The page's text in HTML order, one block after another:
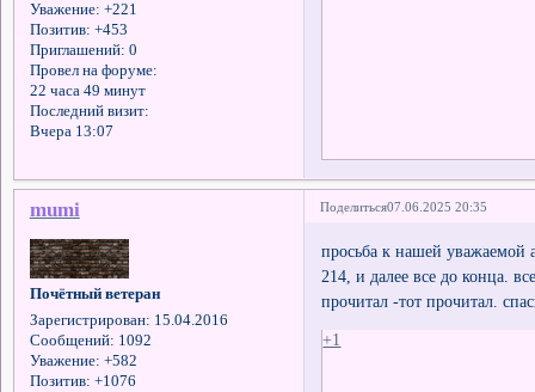
Уважение: +221
Позитив: +453
Приглашений: 0
Провел на форуме:
22 часа 49 минут
Последний визит:
Вчера 13:07
Поделиться07.06.2025 20:35
mumi
Почётный ветеран
Зарегистрирован: 15.04.2016
Сообщений: 1092
Уважение: +582
Позитив: +1076
просьба к нашей уважаемой
214, и далее все до конца.
прочитал -тот прочитал.
+1